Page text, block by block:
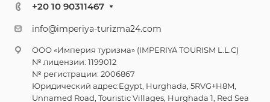
+20 10 90311467
info@imperiya-turizma24.com
ООО «Империя туризма» (IMPERIYA TOURISM L.L.C)
№ лицензии: 1199012
№ регистрации: 2006867
Юридический адрес:Egypt, Hurghada, 5RVG+H8M,
Unnamed Road, Touristic Villages, Hurghada 1, Red Sea